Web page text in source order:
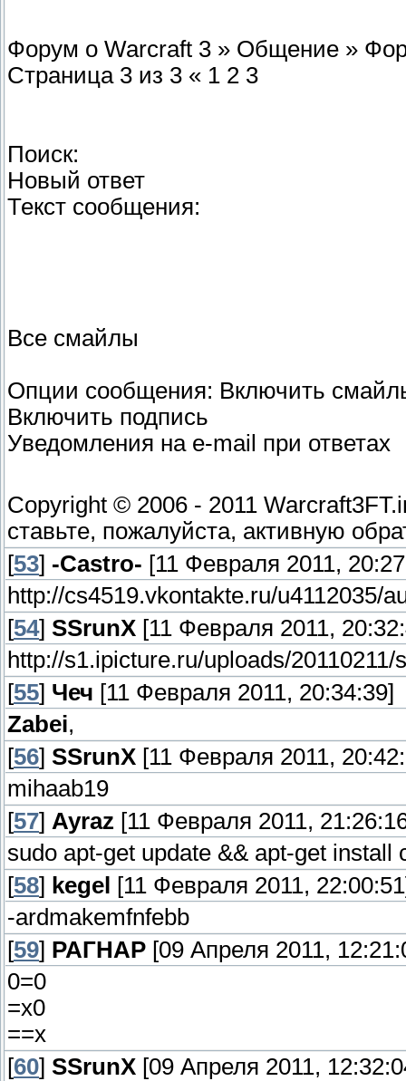
Форум о Warcraft 3 » Общение »
Страница 3 из 3 « 1 2 3
Поиск:
Новый ответ
Текст сообщения:
Все смайлы
Опции сообщения: Включить
Включить подпись
Уведомления на e-mail при ответах
Copyright © 2006 - 2011
ставьте, пожалуйста, активную
[53] -Castro- [11 Февраля 2011,
http://cs4519.vkontakte.ru/u4112035/
[54] SSrunX [11 Февраля 2011,
http://s1.ipicture.ru/uploads/
[55] Чеч [11 Февраля 2011, 20:34:39]
Zabei,
[56] SSrunX [11 Февраля 2011,
mihaab19
[57] Ayraz [11 Февраля 2011,
sudo apt-get update && apt-get install
[58] kegel
[11 Февраля 2011,
-ardmakemfnfebb
[59] РАГНАР [09 Апреля 2011,
0=0
=х0
==х
[60] SSrunX [09 Апреля 2011,